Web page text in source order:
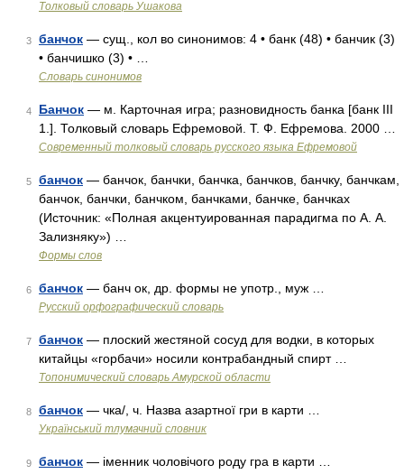
Толковый словарь Ушакова
3 банчок — сущ., кол во синонимов: 4 • банк (48) • банчик (3)
• банчишко (3) • …
Словарь синонимов
4 Банчок — м. Карточная игра; разновидность банка [банк III
1.]. Толковый словарь Ефремовой. Т. Ф. Ефремова. 2000 …
Современный толковый словарь русского языка Ефремовой
5 банчок — банчок, банчки, банчка, банчков, банчку, банчкам,
банчок, банчки, банчком, банчками, банчке, банчках
(Источник: «Полная акцентуированная парадигма по А. А.
Зализняку») …
Формы слов
6 банчок — банч ок, др. формы не употр., муж …
Русский орфографический словарь
7 банчок — плоский жестяной сосуд для водки, в которых
китайцы «горбачи» носили контрабандный спирт …
Топонимический словарь Амурской области
8 банчок — чка/, ч. Назва азартної гри в карти …
Український тлумачний словник
9 банчок — іменник чоловічого роду гра в карти …